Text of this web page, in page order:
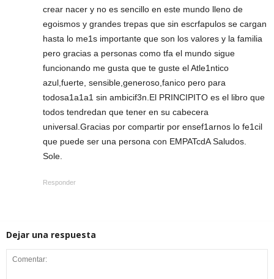
crear nacer y no es sencillo en este mundo lleno de
egoismos y grandes trepas que sin escrfapulos se cargan
hasta lo me1s importante que son los valores y la familia
pero gracias a personas como tfa el mundo sigue
funcionando me gusta que te guste el Atle1ntico
azul,fuerte, sensible,generoso,fanico pero para
todosa1a1a1 sin ambicif3n.El PRINCIPITO es el libro que
todos tendredan que tener en su cabecera
universal.Gracias por compartir por ensef1arnos lo fe1cil
que puede ser una persona con EMPATcdA Saludos.
Sole.
Responder
Dejar una respuesta